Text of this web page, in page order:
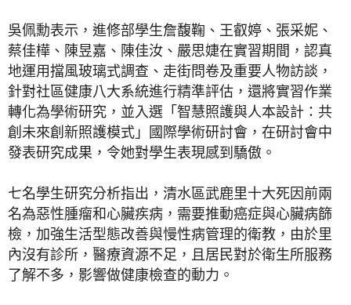
吳佩勳表示，進修部學生詹馥鞠、王叡婷、張采妮、
蔡佳樺、陳昱嘉、陳佳汝、嚴思婕在實習期間，認真
地運用擋風玻璃式調查、走街問卷及重要人物訪談，
針對社區健康八大系統進行精準評估，還將實習作業
轉化為學術研究，並入選「智慧照護與人本設計：共
創未來創新照護模式」國際學術研討會，在研討會中
發表研究成果，令她對學生表現感到驕傲。
七名學生研究分析指出，清水區武鹿里十大死因前兩
名為惡性腫瘤和心臟疾病，需要推動癌症與心臟病篩
檢，加強生活型態改善與慢性病管理的衛教，由於里
內沒有診所，醫療資源不足，且居民對於衛生所服務
了解不多，影響做健康檢查的動力。